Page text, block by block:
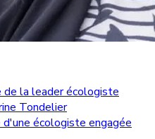
de la leader écologiste
Tondelier
écologiste engagée